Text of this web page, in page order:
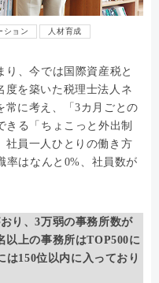
ション 人材育成
り、今では国際資産税と
度を築いた税理士法人ネ
常に考え、「3カ月ごとの
きる「ちょこっと外出制
社員一人ひとりの働き方
率はなんと0%、社員数が
り、3万弱の事務所数が
以上の事務所はTOP500に
は150位以内に入っており